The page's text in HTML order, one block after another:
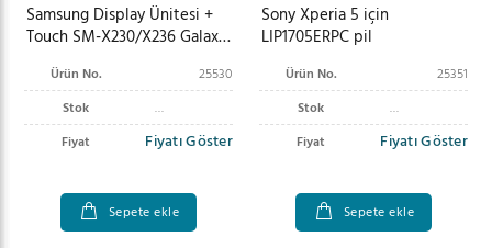
Samsung Display Ünitesi +
Touch SM-X230/X236 Galaxy
38816A
Ürün No.
25530
Stok
Fiyat
Fiyatı Göster
Sepete ekle
Sony Xperia 5 için
LIP1705ERPC pil
Ürün No.
25351
Stok
Fiyat
Fiyatı Göster
Sepete ekle